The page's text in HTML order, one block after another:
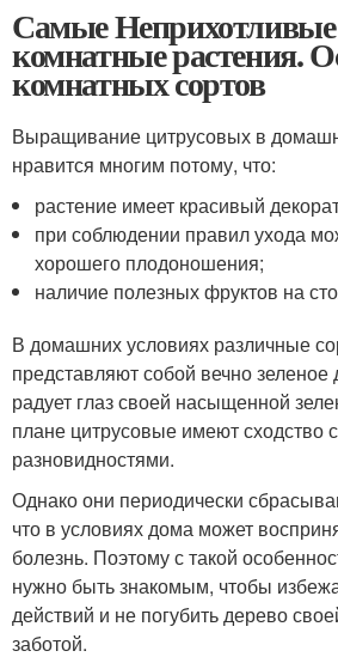
Самые
комнатные растения.
комнатных сортов
Выращивание цитрусовых в
нравится многим потому, что:
растение имеет красивый
при соблюдении правил ухода
хорошего плодоношения;
наличие полезных фруктов на
В домашних условиях различные
представляют собой вечно зеленое
радует глаз своей насыщенной
плане цитрусовые имеют сходство
разновидностями.
Однако они периодически
что в условиях дома может
болезнь. Поэтому с такой
нужно быть знакомым, чтобы
действий и не погубить дерево
заботой.